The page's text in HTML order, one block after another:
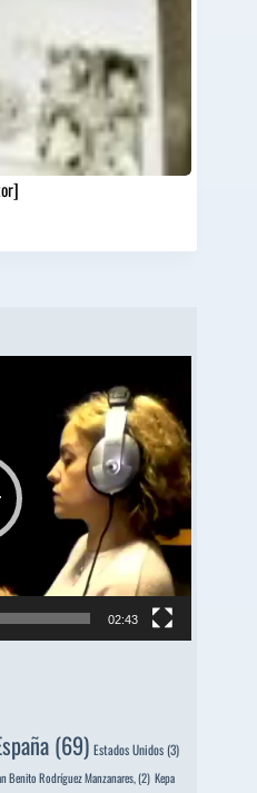
02:43
(69) Estados Unidos(3)
Benito Rodríguez Manzanares, (2) Kepa